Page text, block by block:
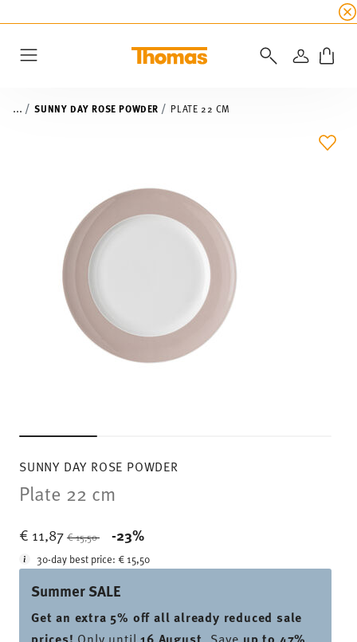
all
LOGIN
... SUNNY DAY ROSE POWDER PLATE 22 CM
SUNNY DAY ROSE POWDER
Plate 22 cm
€ 11,87 Price reduced from
€ 15,50 -23%
30-day best price:€ 15,50
Summer SALE
Get an extra 5% off all already reduced sale
Only until . Save
ADD